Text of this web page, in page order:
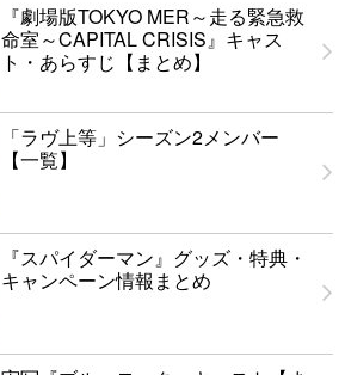
『劇場版TOKYO MER～走る緊急救
命室～CAPITAL CRISIS』キャス
ト・あらすじ【まとめ】
「ラヴ上等」シーズン2メンバー
【一覧】
『スパイダーマン』グッズ・特典・
キャンペーン情報まとめ